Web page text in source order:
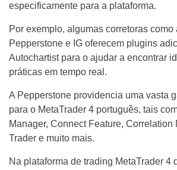
especificamente para a plataforma.
Por exemplo, algumas corretoras como
Pepperstone e IG oferecem plugins
Autochartist para o ajudar a encontrar
práticas em tempo real.
A Pepperstone providencia uma vasta
para o MetaTrader 4 português, tais
Manager, Connect Feature, Correlation
Trader e muito mais.
Na plataforma de trading MetaTrader 4